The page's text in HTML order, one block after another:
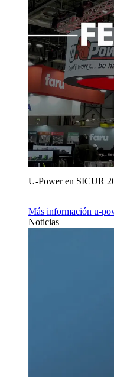
U‑Power en SICUR
Más información
Noticias